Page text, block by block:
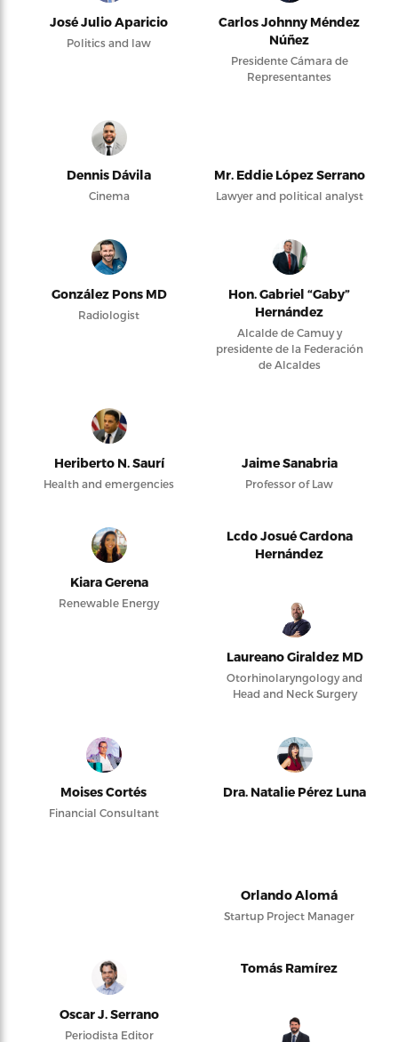
José Julio Aparicio
Politics and law
Carlos Johnny Méndez
Núñez
Presidente Cámara de
Representantes
Dennis Dávila
Cinema
Mr. Eddie López Serrano
Lawyer and political analyst
González Pons MD
Radiologist
Hon. Gabriel “Gaby”
Hernández
Alcalde de Camuy y
presidente de la Federación
de Alcaldes
Heriberto N. Saurí
Health and emergencies
Jaime Sanabria
Professor of Law
Kiara Gerena
Renewable Energy
Lcdo Josué Cardona
Hernández
Laureano Giraldez MD
Otorhinolaryngology and
Head and Neck Surgery
Moises Cortés
Financial Consultant
Dra. Natalie Pérez Luna
Orlando Alomá
Startup Project Manager
Oscar J. Serrano
Periodista Editor
Tomás Ramírez